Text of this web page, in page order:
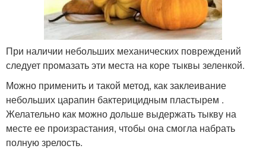
При наличии небольших механических повреждений
следует промазать эти места на коре тыквы зеленкой.
Можно применить и такой метод, как заклеивание
небольших царапин бактерицидным пластырем .
Желательно как можно дольше выдержать тыкву на
месте ее произрастания, чтобы она смогла набрать
полную зрелость.